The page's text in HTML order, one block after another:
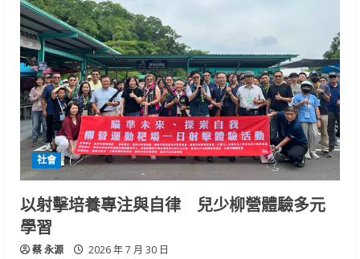
比
你
的
年
齡
老
嗎?
「5
招」
逆
轉
心
血
管
風
險
社會
以射擊培養專注與自律 兒少柳營體驗多元
學習
蔡 永源 2026 年 7 月 30 日